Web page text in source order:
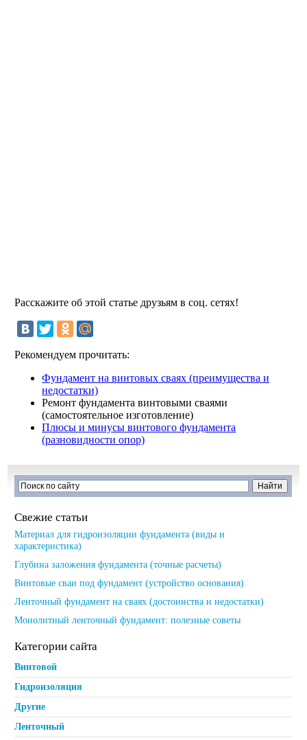
Расскажите об этой статье друзьям в соц. сетях!
Рекомендуем прочитать:
Фундамент на винтовых сваях (преимущества и
недостатки)
Ремонт фундамента винтовыми сваями
(самостоятельное изготовление)
Плюсы и минусы винтового фундамента
(разновидности опор)
Свежие статьи
Материал для гидроизоляции фундамента (виды и
характеристика)
Глубина заложения фундамента (точные расчеты)
Винтовые сваи под фундамент (устройство основания)
Ленточный фундамент на сваях (достоинства и недостатки)
Монолитный ленточный фундамент: полезные советы
Категории сайта
Винтовой
Гидроизоляция
Другие
Ленточный